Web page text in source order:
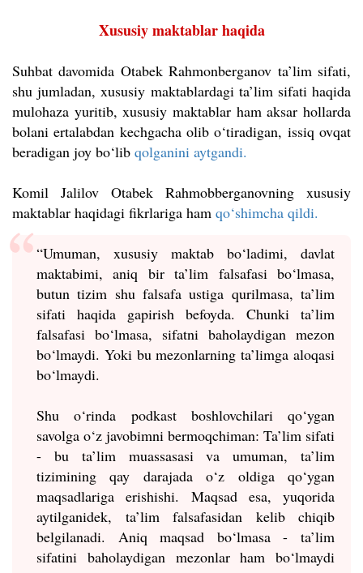
Xususiy maktablar haqida
Suhbat davomida Otabek Rahmonberganov ta’lim sifati,
shu jumladan, xususiy maktablardagi ta’lim sifati haqida
mulohaza yuritib, xususiy maktablar ham aksar hollarda
bolani ertalabdan kechgacha olib o‘tiradigan, issiq ovqat
beradigan joy bo‘lib qolganini aytgandi.
Komil Jalilov Otabek Rahmobberganovning xususiy
maktablar haqidagi fikrlariga ham qo‘shimcha qildi.
“Umuman, xususiy maktab bo‘ladimi, davlat
maktabimi, aniq bir ta’lim falsafasi bo‘lmasa,
butun tizim shu falsafa ustiga qurilmasa, ta’lim
sifati haqida gapirish befoyda. Chunki ta’lim
falsafasi bo‘lmasa, sifatni baholaydigan mezon
bo‘lmaydi. Yoki bu mezonlarning ta’limga aloqasi
bo‘lmaydi.
Shu o‘rinda podkast boshlovchilari qo‘ygan
savolga o‘z javobimni bermoqchiman: Ta’lim sifati
- bu ta’lim muassasasi va umuman, ta’lim
tizimining qay darajada o‘z oldiga qo‘ygan
maqsadlariga erishishi. Maqsad esa, yuqorida
aytilganidek, ta’lim falsafasidan kelib chiqib
belgilanadi. Aniq maqsad bo‘lmasa - ta’lim
sifatini baholaydigan mezonlar ham bo‘lmaydi